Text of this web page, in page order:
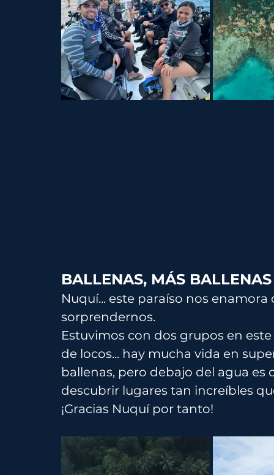
BALLENAS, MÁS
Nuquí... este paraíso nos
sorprendernos.
Estuvimos con dos grupos en
de locos... hay mucha vida en
ballenas, pero debajo del agua
descubrir lugares tan increíbles
¡Gracias Nuquí por tanto!